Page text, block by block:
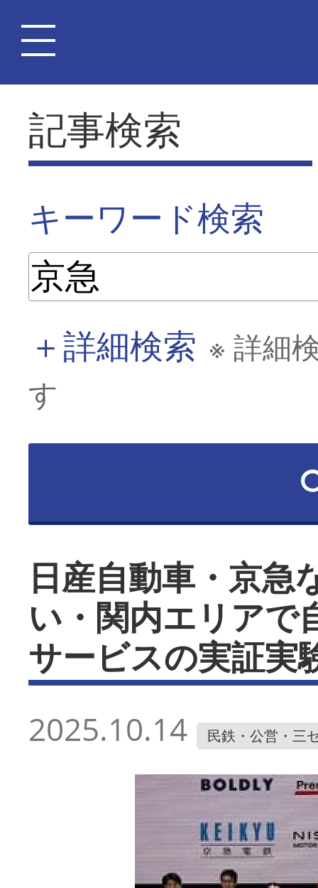
記事検索
キーワード検索
＋詳細検索 ※ 詳細
す
日産自動車・京
い・関内エリアで
サービスの実証実
2025.10.14 民鉄・公営・三